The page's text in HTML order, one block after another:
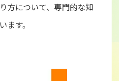
方について、専門的な知
ます。